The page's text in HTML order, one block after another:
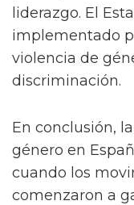
liderazgo. El
implementado
violencia de
discriminación.
En conclusión,
género en
cuando los
comenzaron a